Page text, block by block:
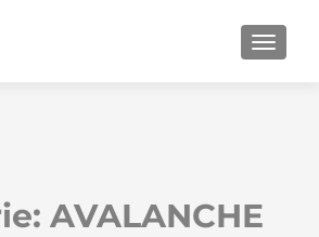
AVALANCHE